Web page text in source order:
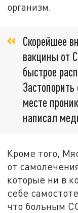
организм.
Скорейшее
вакцины от
быстрое
месте
написал
Кроме того,
от
которые ни в
себе
что больным